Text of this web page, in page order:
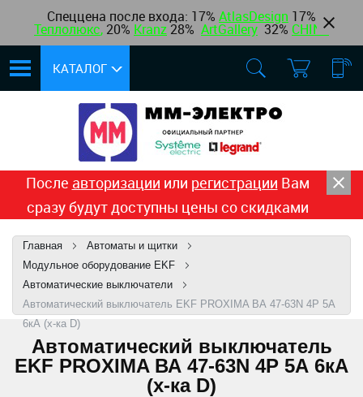
Спеццена после входа: 17% AtlasDesign 17%
Теплолюкс, 20% Kranz 28% ArtGallery 32% CHINT
КАТАЛОГ
После авторизации или регистрации Вам
сразу будут доступны цены со скидками
Главная
Автоматы и щитки
Модульное оборудование EKF
Автоматические выключатели
Автоматический выключатель EKF PROXIMA ВА 47-63N 4Р 5А
6кА (х-ка D)
Автоматический выключатель
EKF PROXIMA ВА 47-63N 4Р 5А 6кА
(х-ка D)